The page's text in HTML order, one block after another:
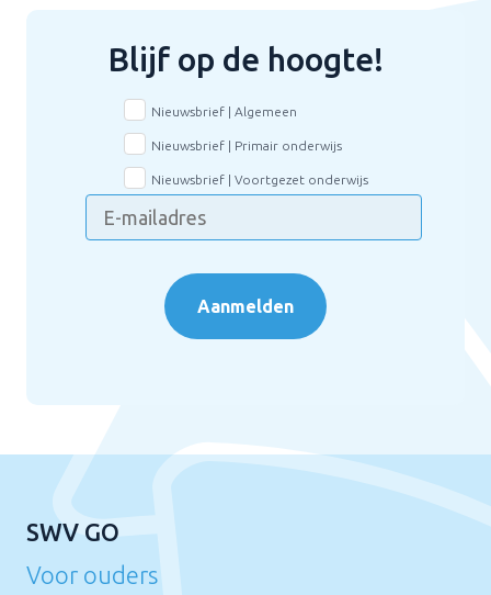
Blijf op de hoogte!
Aanmelden
Nieuwsbrief | Algemeen
Nieuwsbrief | Primair onderwijs
Nieuwsbrief | Voortgezet onderwijs
SWV GO
Voor ouders